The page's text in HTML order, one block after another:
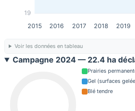
19
2015 2016 2017 2018 2019
Voir les données en tableau
Campagne 2024 — 22.4 ha
Prairies
Gel (surfaces
Blé tendre